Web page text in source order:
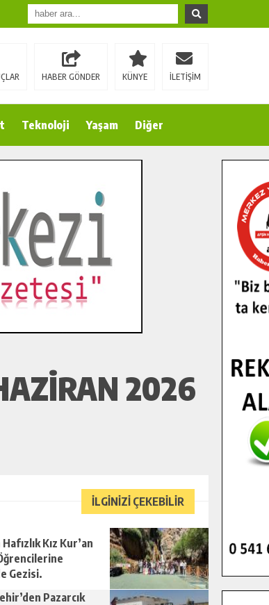
HABER GÖNDER KÜNYE İLETİŞİM
Teknoloji Yaşam Diğer
2026
İLGİNİZİ ÇEKEBİLİR
Kız Kur’an
Gezisi.
Pazarcık